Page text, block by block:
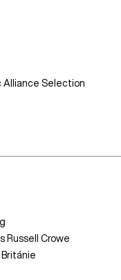
Alliance Selection
Russell Crowe
Británie